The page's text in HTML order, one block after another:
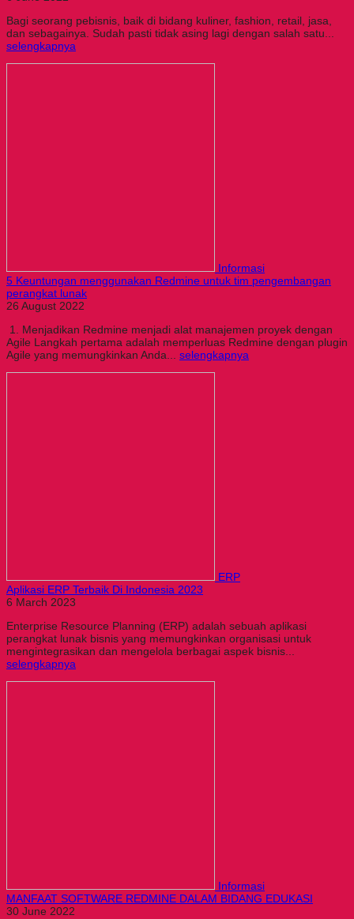
Bagi seorang pebisnis, baik di bidang kuliner, fashion, retail, jasa,
dan sebagainya. Sudah pasti tidak asing lagi dengan salah satu...
selengkapnya
Informasi
5 Keuntungan menggunakan Redmine untuk tim pengembangan
perangkat lunak
26 August 2022
1. Menjadikan Redmine menjadi alat manajemen proyek dengan
Agile Langkah pertama adalah memperluas Redmine dengan plugin
Agile yang memungkinkan Anda... selengkapnya
ERP
Aplikasi ERP Terbaik Di Indonesia 2023
6 March 2023
Enterprise Resource Planning (ERP) adalah sebuah aplikasi
perangkat lunak bisnis yang memungkinkan organisasi untuk
mengintegrasikan dan mengelola berbagai aspek bisnis...
selengkapnya
Informasi
MANFAAT SOFTWARE REDMINE DALAM BIDANG EDUKASI
30 June 2022